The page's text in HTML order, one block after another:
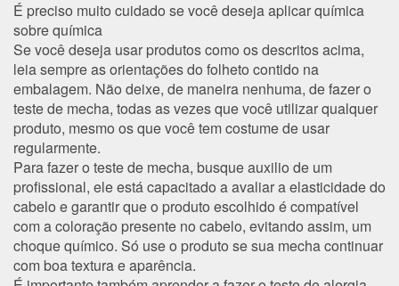
É preciso muito cuidado se você deseja aplicar química
sobre química
Se você deseja usar produtos como os descritos acima,
leia sempre as orientações do folheto contido na
embalagem. Não deixe, de maneira nenhuma, de fazer o
teste de mecha, todas as vezes que você utilizar qualquer
produto, mesmo os que você tem costume de usar
regularmente.
Para fazer o teste de mecha, busque auxilio de um
profissional, ele está capacitado a avaliar a elasticidade do
cabelo e garantir que o produto escolhido é compatível
com a coloração presente no cabelo, evitando assim, um
choque químico. Só use o produto se sua mecha continuar
com boa textura e aparência.